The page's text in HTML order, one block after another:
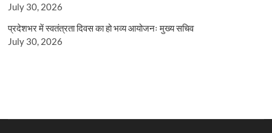
July 30, 2026
प्रदेशभर में स्वतंत्रता दिवस का हो भव्य आयोजनः मुख्य सचिव
July 30, 2026